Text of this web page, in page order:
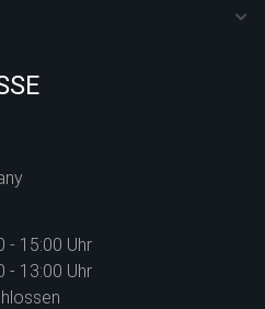
- 15:00 Uhr
- 13:00 Uhr